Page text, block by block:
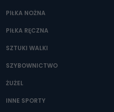
PIŁKA NOŻNA
PIŁKA RĘCZNA
SZTUKI WALKI
SZYBOWNICTWO
ŻUŻEL
INNE SPORTY